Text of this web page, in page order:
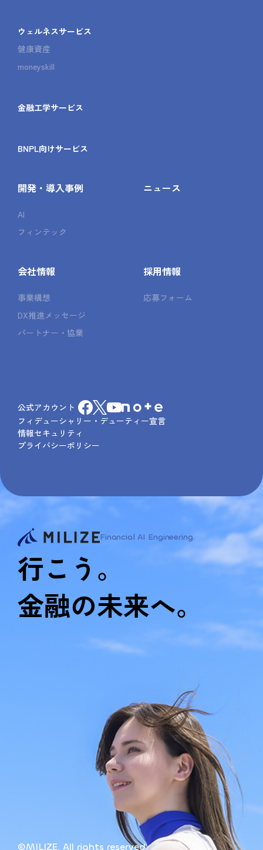
ウェルネスサービス
健康資産
moneyskill
金融工学サービス
BNPL向けサービス
開発・導入事例
AI
フィンテック
ニュース
会社情報
事業構想
DX推進メッセージ
パートナー・協業
採用情報
応募フォーム
公式アカウント
フィデューシャリー・デューティー宣言
情報セキュリティ
プライバシーポリシー
Financial AI Engineering.
行こう。
金融の未来へ。
©MILIZE. All rights reserved